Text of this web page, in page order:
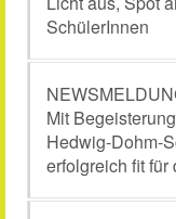
SchülerInnen
Mit
Hedwig-Dohm-
erfolgreich fit für